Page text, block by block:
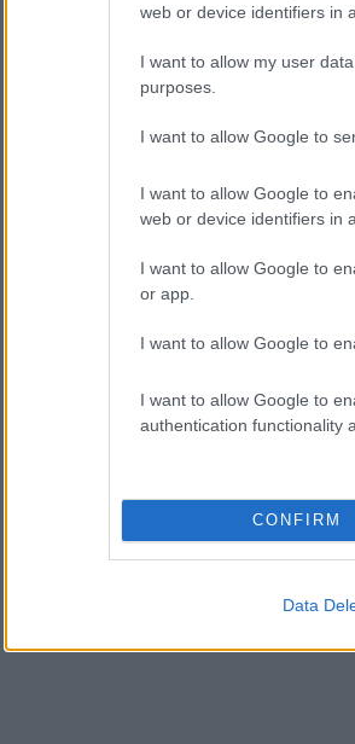
web or device identifiers in
I want to allow my user
purposes.
I want to allow Google to
I want to allow Google to
web or device identifiers in
I want to allow Google to
or app.
I want to allow Google to
I want to allow Google to
authentication functionality
CONFIRM
Data